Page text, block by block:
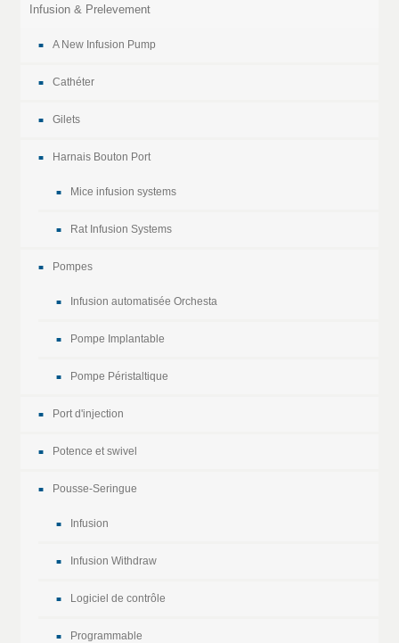
Infusion & Prelevement
A New Infusion Pump
Cathéter
Gilets
Harnais Bouton Port
Mice infusion systems
Rat Infusion Systems
Pompes
Infusion automatisée Orchesta
Pompe Implantable
Pompe Péristaltique
Port d'injection
Potence et swivel
Pousse-Seringue
Infusion
Infusion Withdraw
Logiciel de contrôle
Programmable